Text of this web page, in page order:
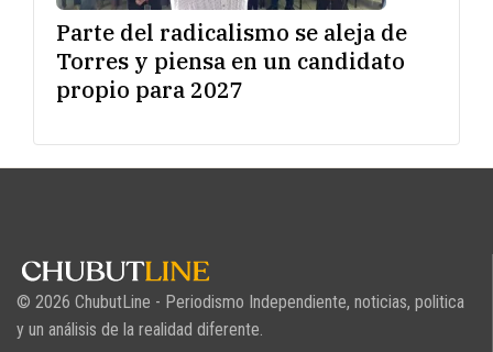
Parte del radicalismo se aleja de
Torres y piensa en un candidato
propio para 2027
© 2026 ChubutLine - Periodismo Independiente, noticias, politica
y un análisis de la realidad diferente.